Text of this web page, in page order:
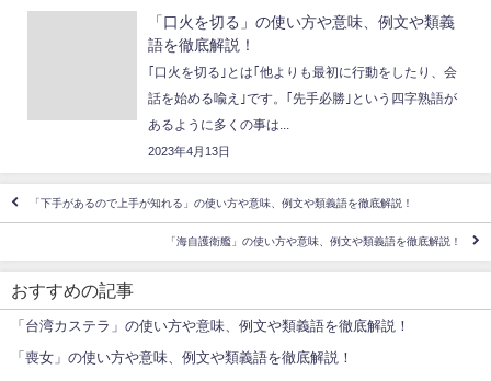
「口火を切る」の使い方や意味、例文や類義
語を徹底解説！
｢口火を切る｣とは｢他よりも最初に行動をしたり、会
話を始める喩え｣です。｢先手必勝｣という四字熟語が
あるように多くの事は...
2023年4月13日
「下手があるので上手が知れる」の使い方や意味、例文や類義語を徹底解説！
「海自護衛艦」の使い方や意味、例文や類義語を徹底解説！
おすすめの記事
「台湾カステラ」の使い方や意味、例文や類義語を徹底解説！
「喪女」の使い方や意味、例文や類義語を徹底解説！